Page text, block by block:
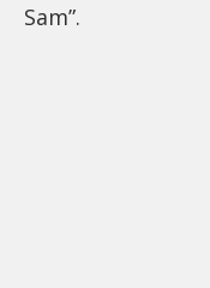
Sam”.